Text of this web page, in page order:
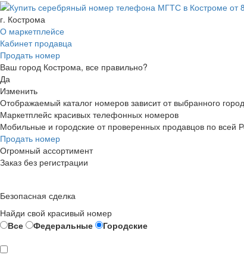
г. Кострома
О маркетплейсе
Кабинет продавца
Продать номер
Ваш город Кострома, все правильно?
Да
Изменить
Отображаемый каталог номеров зависит от выбранного
Маркетплейс красивых телефонных номеров
Мобильные и городские от проверенных продавцов по всей
Продать номер
Огромный ассортимент
Заказ без регистрации
Безопасная сделка
Найди свой красивый номер
Все
Федеральные Городские